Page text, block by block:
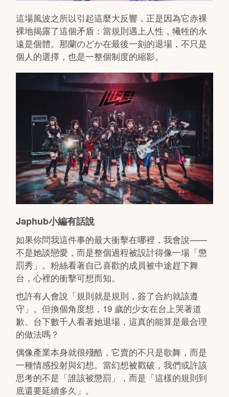
這場風波之所以引起這麼大反響，正是因為它赤裸
裸地揭露了這個矛盾：當規則遇上人性，犧牲的永
遠是個體。那蘭のどか在最後一刻的退場，不只是
個人的選擇，也是一整個制度的縮影。
Japhub小編有話說
如果你問我這件事的最大衝擊在哪裡，我會說——
不是她談戀愛，而是整個過程被設計得像一場「懲
罰秀」。粉絲看著自己喜歡的成員被中途趕下舞
台，心裡的衝擊可想而知。
也許有人會說「規則就是規則，簽了合約就該遵
守」。但換個角度想，19 歲的少女在台上哭著道
歉、台下數千人看著她退場，這真的能算是最合理
的做法嗎？
偶像產業本身就很殘酷，它賣的不只是歌舞，而是
一種情感投射與幻想。當幻想被戳破，我們或許該
思考的不是「誰該被懲罰」，而是「這樣的規則到
底還要延續多久」。